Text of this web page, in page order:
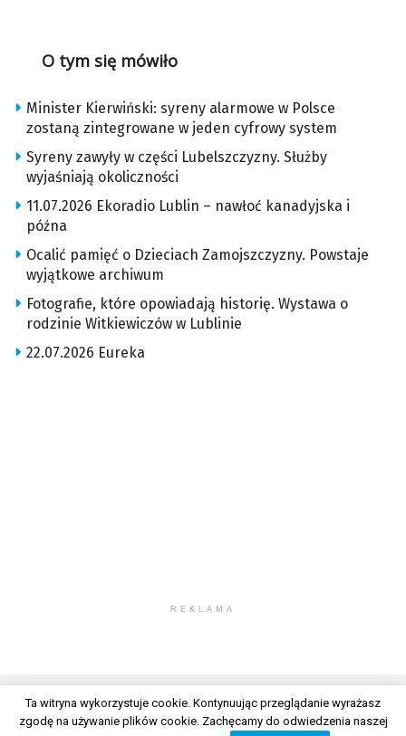
O tym się mówiło
Minister Kierwiński: syreny alarmowe w Polsce
zostaną zintegrowane w jeden cyfrowy system
Syreny zawyły w części Lubelszczyzny. Służby
wyjaśniają okoliczności
11.07.2026 Ekoradio Lublin – nawłoć kanadyjska i
późna
Ocalić pamięć o Dzieciach Zamojszczyzny. Powstaje
wyjątkowe archiwum
Fotografie, które opowiadają historię. Wystawa o
rodzinie Witkiewiczów w Lublinie
22.07.2026 Eureka
REKLAMA
Ta witryna wykorzystuje cookie. Kontynuując przeglądanie wyrażasz
zgodę na używanie plików cookie. Zachęcamy do odwiedzenia naszej